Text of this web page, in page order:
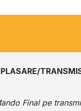
Final pe